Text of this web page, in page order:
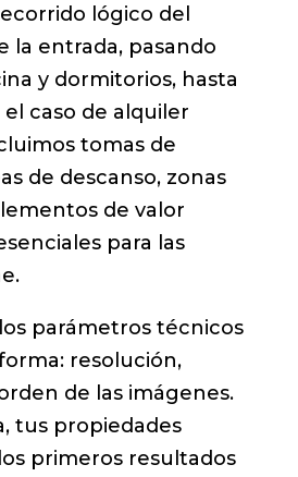
lógico del
la entrada, pasando
y dormitorios, hasta
caso de alquiler
tomas de
de descanso, zonas
de valor
para las
parámetros técnicos
resolución,
de las imágenes.
tus propiedades
primeros resultados